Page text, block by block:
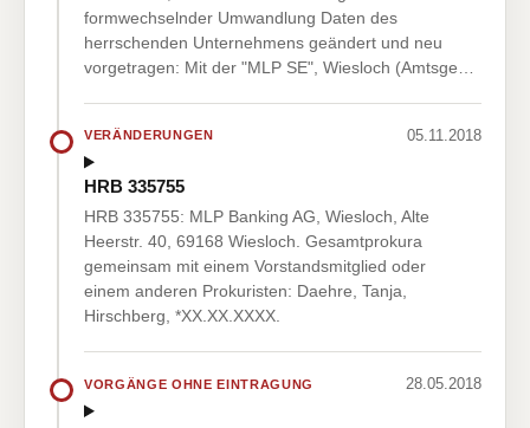
formwechselnder Umwandlung Daten des
herrschenden Unternehmens geändert und neu
vorgetragen: Mit der "MLP SE", Wiesloch (Amtsge…
VERÄNDERUNGEN 05.11.2018
HRB 335755
HRB 335755: MLP Banking AG, Wiesloch, Alte
Heerstr. 40, 69168 Wiesloch. Gesamtprokura
gemeinsam mit einem Vorstandsmitglied oder
einem anderen Prokuristen: Daehre, Tanja,
Hirschberg, *XX.XX.XXXX.
VORGÄNGE OHNE EINTRAGUNG 28.05.2018